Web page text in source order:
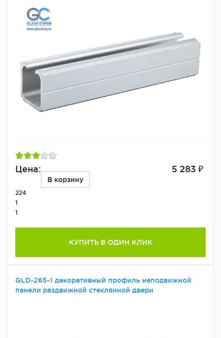
Цена: 5 283 ₽
В корзину
224
1
1
КУПИТЬ В ОДИН КЛИК
GLD-265-1 декоративный профиль неподвижной
панели раздвижной стеклянной двери